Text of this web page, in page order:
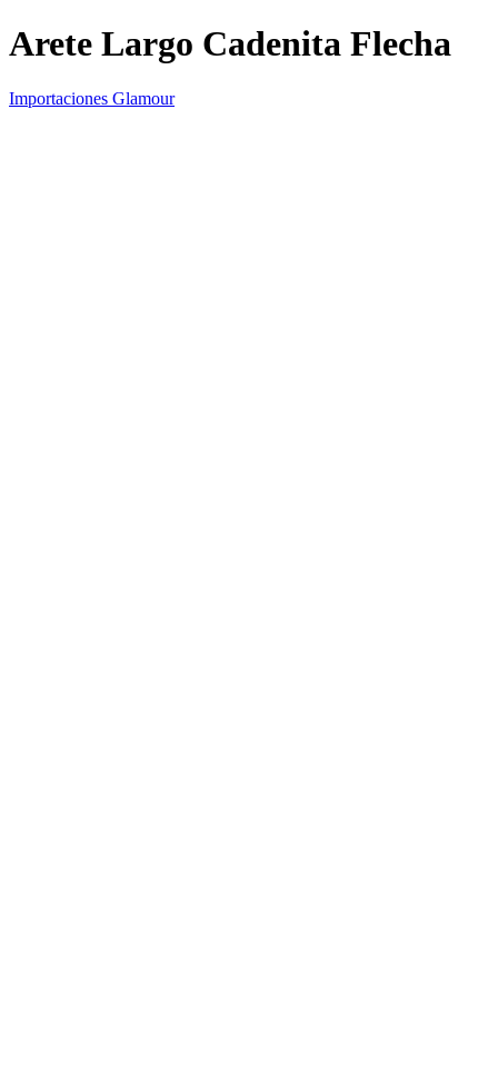
Arete Largo Cadenita Flecha
Importaciones Glamour